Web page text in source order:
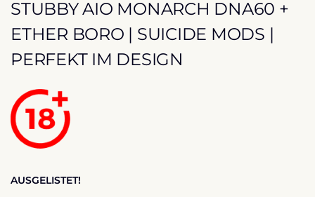
STUBBY AIO MONARCH DNA60 +
ETHER BORO | SUICIDE MODS |
PERFEKT IM DESIGN
AUSGELISTET!